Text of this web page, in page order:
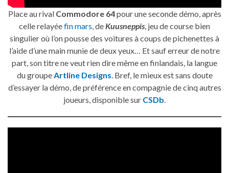
Place au rival Commodore 64pour une seconde démo, après
celle relayéefin mars , de Kuusneppis , jeu de course bien
singulier où l’on pousse des voitures à coups de pichenettes à
l’aide d’une main munie de deux yeux… Et sauf erreur de notre
part, son titre ne veut rien dire même en finlandais, la langue
du groupe Artline Designs . Bref, le mieux est sans doute
d’essayer la démo, de préférence en compagnie de cinq autres
joueurs, disponible sur CSDb